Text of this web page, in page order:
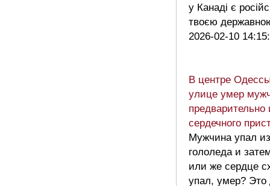
у Канаді є
твоєю
2026-02-10
В центре
улице умер
предварительно
сердечного
Мужчина упал
гололеда и
или же сердце
упал, умер? Это